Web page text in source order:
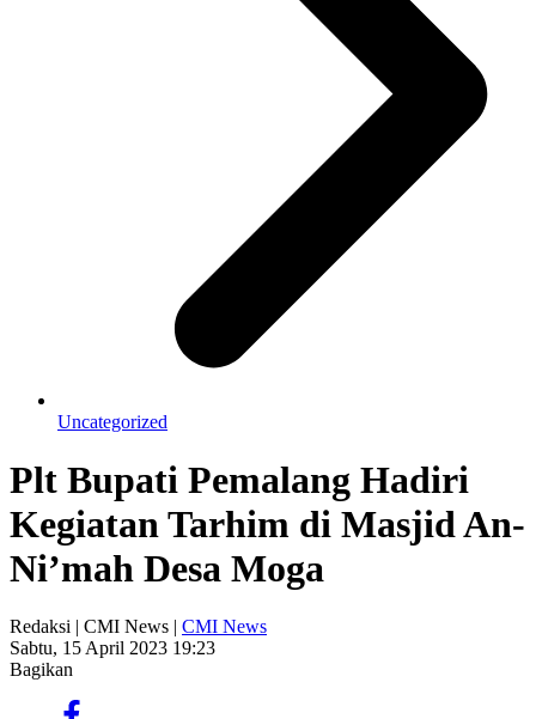
Uncategorized
Plt Bupati Pemalang Hadiri
Kegiatan Tarhim di Masjid An-
Ni’mah Desa Moga
Redaksi | CMI News | CMI News
Sabtu, 15 April 2023 19:23
Bagikan